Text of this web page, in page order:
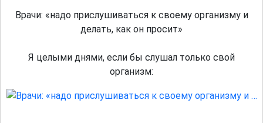
Врачи: «надо прислушиваться к своему организму и
делать, как он просит»
Я целыми днями, если бы слушал только свой
организм: